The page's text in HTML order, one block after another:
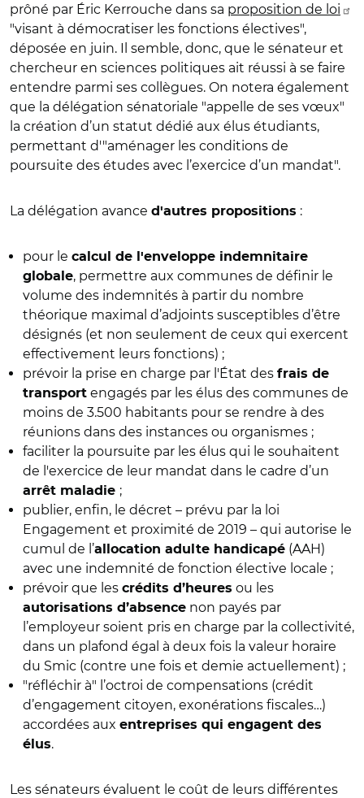
prôné par Éric Kerrouche dans sa proposition de loi
"visant à démocratiser les fonctions électives",
déposée en juin. Il semble, donc, que le sénateur et
chercheur en sciences politiques ait réussi à se faire
entendre parmi ses collègues. On notera également
que la délégation sénatoriale "appelle de ses vœux"
la création d’un statut dédié aux élus étudiants,
permettant d'"aménager les conditions de
poursuite des études avec l’exercice d’un mandat".
La délégation avance d'autres propositions :
pour le calcul de l'enveloppe indemnitaire
globale, permettre aux communes de définir le
volume des indemnités à partir du nombre
théorique maximal d’adjoints susceptibles d’être
désignés (et non seulement de ceux qui exercent
effectivement leurs fonctions) ;
prévoir la prise en charge par l'État des frais de
transport engagés par les élus des communes de
moins de 3.500 habitants pour se rendre à des
réunions dans des instances ou organismes ;
faciliter la poursuite par les élus qui le souhaitent
de l'exercice de leur mandat dans le cadre d’un
arrêt maladie ;
publier, enfin, le décret – prévu par la loi
Engagement et proximité de 2019 – qui autorise le
cumul de l’allocation adulte handicapé (AAH)
avec une indemnité de fonction élective locale ;
prévoir que les crédits d’heures ou les
autorisations d’absence non payés par
l’employeur soient pris en charge par la collectivité,
dans un plafond égal à deux fois la valeur horaire
du Smic (contre une fois et demie actuellement) ;
"réfléchir à" l’octroi de compensations (crédit
d’engagement citoyen, exonérations fiscales…)
accordées aux entreprises qui engagent des
élus.
Les sénateurs évaluent le coût de leurs différentes